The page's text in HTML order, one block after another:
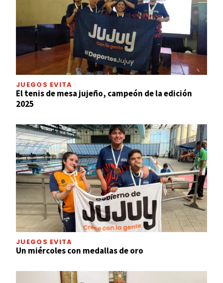
JUEGOS EVITA
El tenis de mesa jujeño, campeón de la edición
2025
JUEGOS EVITA
Un miércoles con medallas de oro